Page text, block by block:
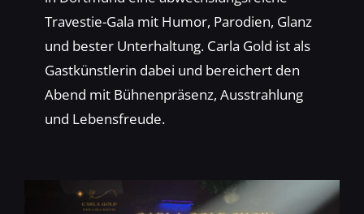
Travestie-Gala mit Humor, Parodien, Glanz
und bester Unterhaltung. Carla Gold ist als
Gastkünstlerin dabei und bereichert den
Abend mit Bühnenpräsenz, Ausstrahlung
und Lebensfreude.